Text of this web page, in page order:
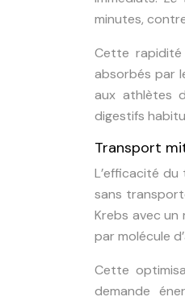
minutes,
Cette rapidité
absorbés par
aux athlètes
digestifs
Transport
L’efficacité
sans
Krebs avec un
par molécule
Cette
demande